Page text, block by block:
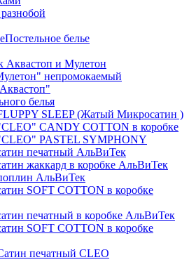
Постельное белье
Аквастоп и Мулетон
непромокаемый
белья
SLEEP (Жатый Микросатин )
CANDY COTTON в коробке
PASTEL SYMPHONY
печатный АльВиТек
жаккард в коробке АльВиТек
АльВиТек
SOFT COTTON в коробке
печатный в коробке АльВиТек
SOFT COTTON в коробке
печатный CLEO